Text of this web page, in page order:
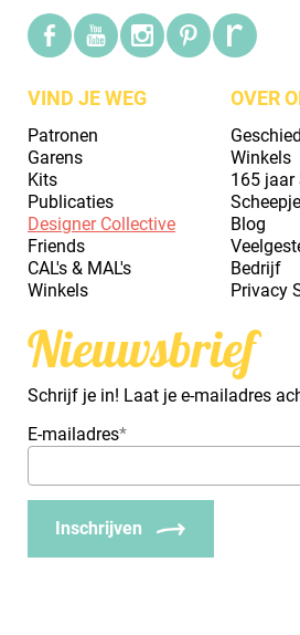
VIND JE WEG
Patronen
Garens
Kits
Publicaties
Designer Collective
Friends
CAL's & MAL's
Winkels
OVER
Winkels
165 jaar
Blog
Bedrijf
Privacy
Nieuwsbrief
Schrijf je in! Laat je e-mailadres
E-mailadres*
Inschrijven